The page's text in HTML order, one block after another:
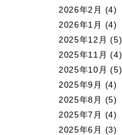
2026年2月 (4)
2026年1月 (4)
2025年12月 (5)
2025年11月 (4)
2025年10月 (5)
2025年9月 (4)
2025年8月 (5)
2025年7月 (4)
2025年6月 (3)